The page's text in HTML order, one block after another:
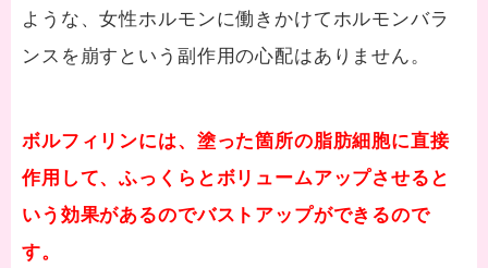
ような、女性ホルモンに働きかけてホルモンバラ
ンスを崩すという副作用の心配はありません。
ボルフィリンには、塗った箇所の脂肪細胞に直接
作用して、ふっくらとボリュームアップさせると
いう効果があるのでバストアップができるので
す。